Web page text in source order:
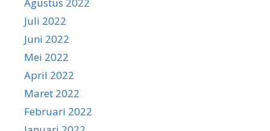
Juli 2022
Juni 2022
Mei 2022
April 2022
Maret 2022
Februari 2022